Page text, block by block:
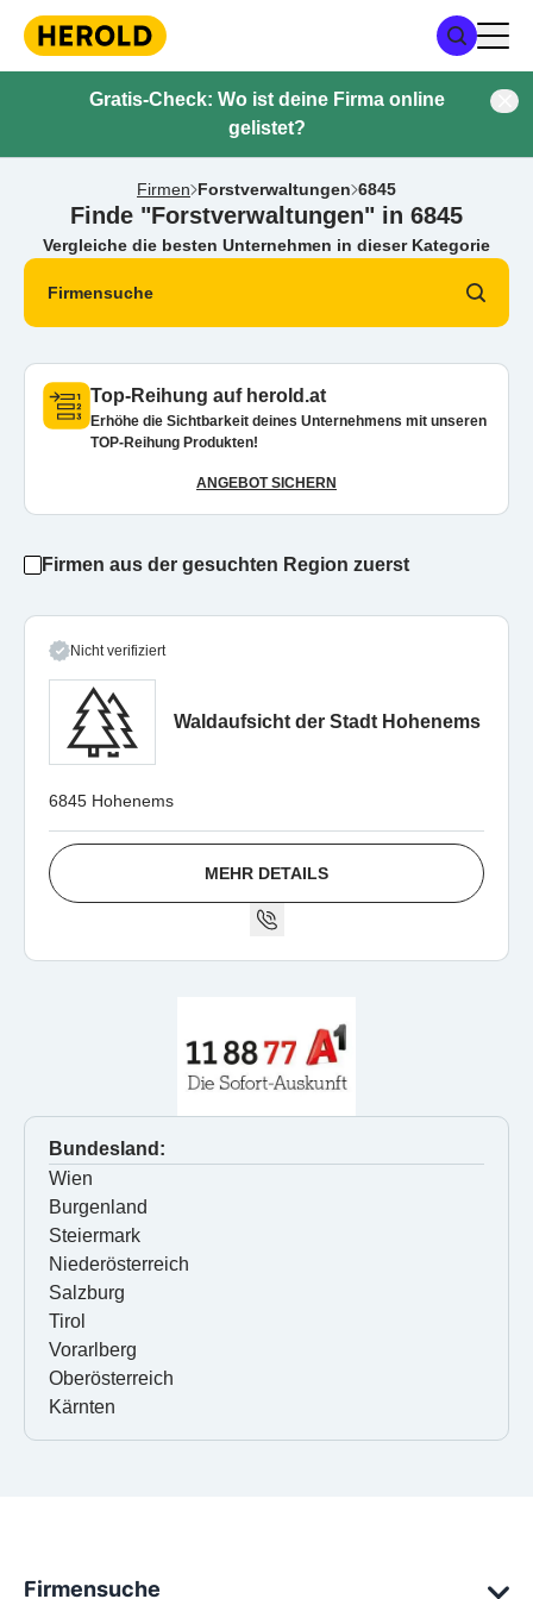
Gratis-Check: Wo ist deine Firma online
gelistet?
Firmen Forstverwaltungen 6845
Finde "Forstverwaltungen" in 6845
Vergleiche die besten Unternehmen in dieser Kategorie
Firmensuche
Top-Reihung auf herold.at
Erhöhe die Sichtbarkeit deines Unternehmens mit unseren
TOP-Reihung Produkten!
ANGEBOT SICHERN
Firmen aus der gesuchten Region zuerst
Nicht verifiziert
Waldaufsicht der Stadt Hohenems
6845 Hohenems
MEHR DETAILS
Bundesland:
Wien
Burgenland
Steiermark
Niederösterreich
Salzburg
Tirol
Vorarlberg
Oberösterreich
Kärnten
Firmensuche